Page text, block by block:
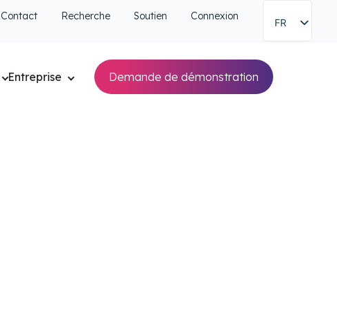
Contact Recherche Soutien Connexion FR
Entreprise Demande de démonstration